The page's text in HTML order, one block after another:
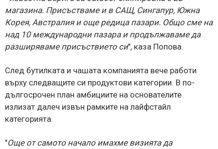
магазина. Присъстваме и в САЩ, Сингапур, Южна
Корея, Австралия и още редица пазари. Общо сме на
над 10 международни пазара и продължаваме да
разширяваме присъствието си", каза Попова.
След бутилката и чашата компанията вече работи
върху следващите си продуктови категории. В по-
дългосрочен план амбициите на основателите
излизат далеч извън рамките на лайфстайл
категорията.
"Още от самото начало имахме визията да